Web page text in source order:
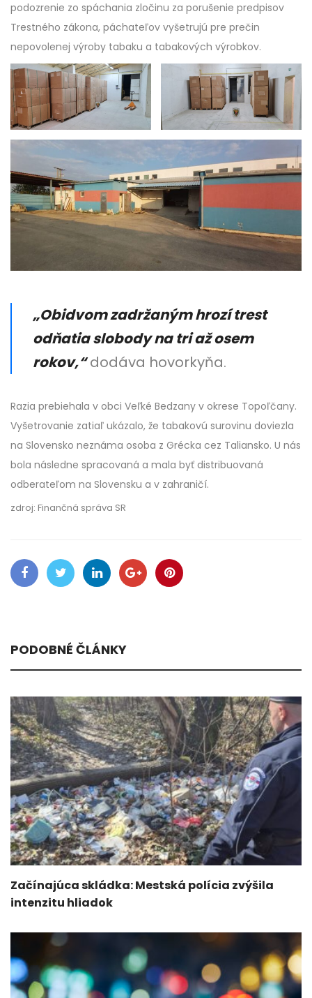
podozrenie zo spáchania zločinu za porušenie predpisov
Trestného zákona, páchateľov vyšetrujú pre prečin
nepovolenej výroby tabaku a tabakových výrobkov.
„Obidvom zadržaným hrozí trest
odňatia slobody na tri až osem
rokov,“dodáva hovorkyňa.
Razia prebiehala v obci Veľké Bedzany v okrese Topoľčany.
Vyšetrovanie zatiaľ ukázalo, že tabakovú surovinu doviezla
na Slovensko neznáma osoba z Grécka cez Taliansko. U nás
bola následne spracovaná a mala byť distribuovaná
odberateľom na Slovensku a v zahraničí.
zdroj: Finančná správa SR
PODOBNÉ ČLÁNKY
Začínajúca skládka: Mestská polícia zvýšila
intenzitu hliadok